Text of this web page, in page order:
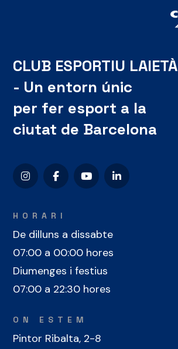
CLUB ESPORTIU LAIETÀ
- Un entorn únic
per fer esport a la
ciutat de Barcelona
HORARI
De dilluns a dissabte
07:00 a 00:00 hores
Diumenges i festius
07:00 a 22:30 hores
ON ESTEM
Pintor Ribalta, 2-8